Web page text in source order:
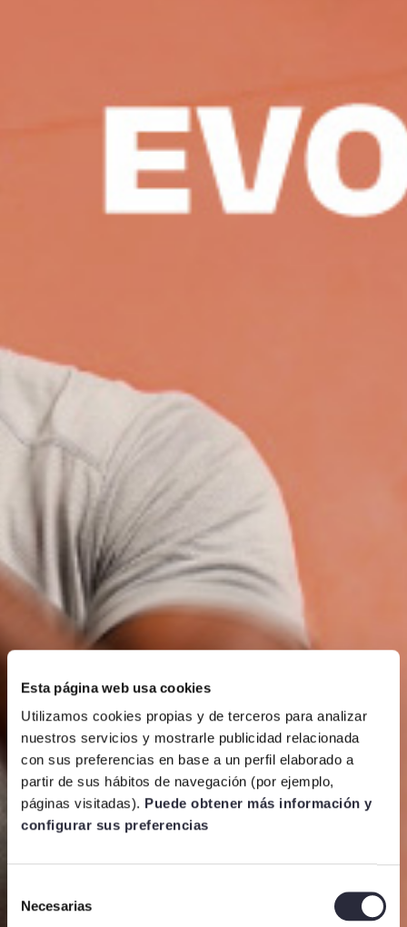
Esta página web usa cookies
Utilizamos cookies propias y de terceros para analizar
nuestros servicios y mostrarle publicidad relacionada
con sus preferencias en base a un perfil elaborado a
partir de sus hábitos de navegación (por ejemplo,
páginas visitadas). Puede obtener más información y
configurar sus preferencias
Necesarias